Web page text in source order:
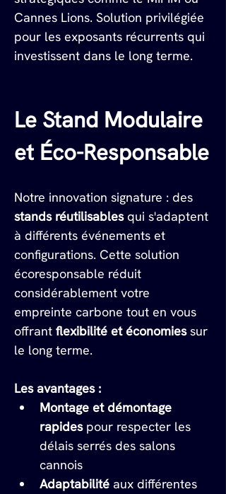
Cannes Lions. Solution privilégiée
pour les exposants récurrents qui
investissent dans le long terme.
Le Stand Modulaire
et Éco-Responsable
Notre innovation signature : des
stands réutilisables qui s'adaptent
à différents événements et
configurations. Cette solution
écoresponsable réduit
considérablement votre
empreinte carbone tout en vous
offrant flexibilité et économies sur
le long terme.
Les avantages :
Montage et démontage
rapides pour respecter les
délais serrés des salons
cannois
Adaptabilité aux différentes